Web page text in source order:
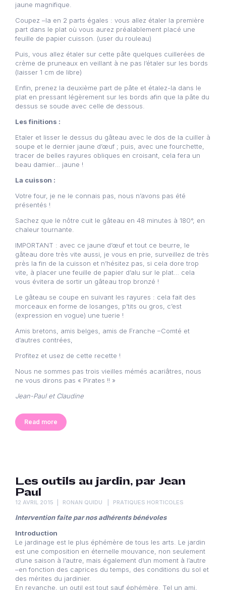
jaune magnifique.
Coupez –la en 2 parts égales : vous allez étaler la première
part dans le plat où vous aurez préalablement placé une
feuille de papier cuisson. (user du rouleau)
Puis, vous allez étaler sur cette pâte quelques cuillerées de
crème de pruneaux en veillant à ne pas l’étaler sur les bords
(laisser 1 cm de libre)
Enfin, prenez la deuxième part de pâte et étalez-la dans le
plat en pressant légèrement sur les bords afin que la pâte du
dessus se soude avec celle de dessous.
Les finitions :
Etaler et lisser le dessus du gâteau avec le dos de la cuiller à
soupe et le dernier jaune d’œuf ; puis, avec une fourchette,
tracer de belles rayures obliques en croisant, cela fera un
beau damier… jaune !
La cuisson :
Votre four, je ne le connais pas, nous n’avons pas été
présentés !
Sachez que le nôtre cuit le gâteau en 48 minutes à 180°, en
chaleur tournante.
IMPORTANT : avec ce jaune d’œuf et tout ce beurre, le
gâteau dore très vite aussi, je vous en prie, surveillez de très
près la fin de la cuisson et n’hésitez pas, si cela dore trop
vite, à placer une feuille de papier d’alu sur le plat… cela
vous évitera de sortir un gâteau trop bronzé !
Le gâteau se coupe en suivant les rayures : cela fait des
morceaux en forme de losanges, p’tits ou gros, c’est
(expression en vogue) une tuerie !
Amis bretons, amis belges, amis de Franche –Comté et
d’autres contrées,
Profitez et usez de cette recette !
Nous ne sommes pas trois vieilles mémés acariâtres, nous
ne vous dirons pas « Pirates !! »
Jean-Paul et Claudine
Read more
Les outils au jardin, par Jean
Paul
12 AVRIL 2015 RONAN QUIDU PRATIQUES HORTICOLES
Intervention faite par nos adhérents bénévoles
Introduction
Le jardinage est le plus éphémère de tous les arts. Le jardin
est une composition en éternelle mouvance, non seulement
d’une saison à l’autre, mais également d’un moment à l’autre
–en fonction des caprices du temps, des conditions du sol et
des mérites du jardinier.
En revanche, un outil est tout sauf éphémère. Tel un ami,